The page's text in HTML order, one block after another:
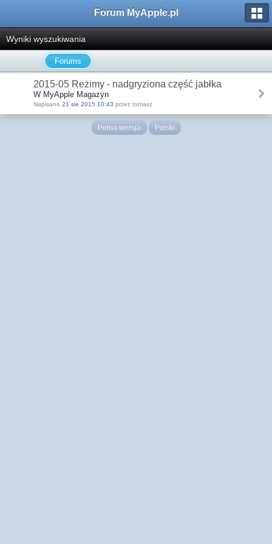
Forum MyApple.pl
Wyniki wyszukiwania
Forums
2015-05 Reżimy - nadgryziona część jabłka
W MyApple Magazyn
Napisano 21 sie 2015 10:43 przez tomasz
Pełna wersja Polski